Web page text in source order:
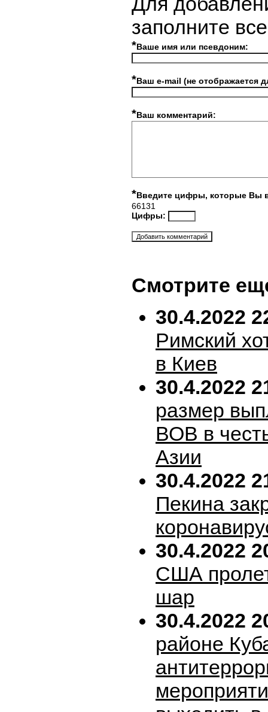
заполните
*Ваше имя или псевдоним:
*Ваш e-mail (не отображается
*Ваш комментарий:
*Введите цифры, которые Вы
66131
Цифры:
Смотрите
30.4.2022
Римский
в Киев
30.4.2022
размер
ВОВ в
Азии
30.4.2022
Пекина
30.4.2022
США
шар
30.4.2022
районе